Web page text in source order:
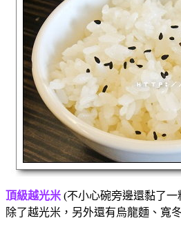
頂級越光米 (不小心碗旁邊還黏了一
除了越光米，另外還有烏龍麵、寬